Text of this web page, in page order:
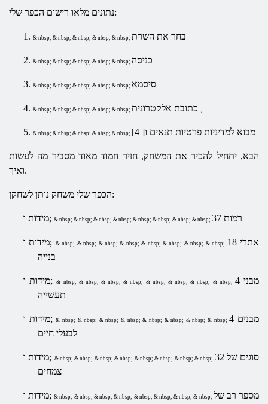
נתונים מלאו רישום הכפר שלי:
1. & nbsp; & nbsp; & nbsp; & nbsp; & nbsp; בחר את השרת
2. & nbsp; & nbsp; & nbsp; & nbsp; & nbsp; כניסה
3. & nbsp; & nbsp; & nbsp; & nbsp; & nbsp; סיסמא
4. & nbsp; & nbsp; & nbsp; & nbsp; & nbsp;
5. & nbsp; & nbsp; & nbsp; & nbsp; & nbsp; מבוא למדיניות פרטיות תנאים ו[ 4]
הבא, יתחיל להכיר את המשחק, חזיר חמוד מאוד מסביר מה לעשות
ואיך.
הכפר שלי משחק נותן לשחקן:
מידות ו; & nbsp; & nbsp; & nbsp; & nbsp; & nbsp; & nbsp; & nbsp; & nbsp; 37 רמות
מידות ו; & nbsp; & nbsp; & nbsp; & nbsp; & nbsp; & nbsp; & nbsp; & nbsp; 18 אתרי
בנייה
מידות ו;& nbsp; & nbsp; & nbsp; & nbsp; & nbsp; & nbsp; & nbsp; & nbsp; 4 מבני
תעשייה
מידות ו;& nbsp; & nbsp; & nbsp; & nbsp; & nbsp; & nbsp; & nbsp; & nbsp;4 מבנים
לבעלי חיים
מידות ו; & nbsp; & nbsp; & nbsp; & nbsp; & nbsp; & nbsp; & nbsp; & nbsp; 32 סוגים של
צמחים
מידות ו;& nbsp; & nbsp; & nbsp; & nbsp; & nbsp; & nbsp; & nbsp; & nbsp; מספר רב של